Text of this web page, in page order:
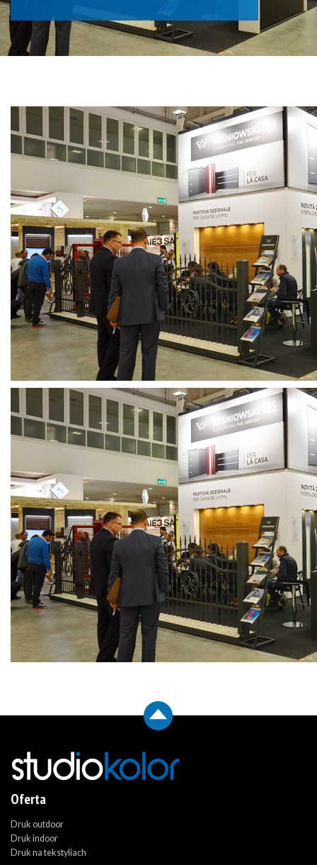
Oferta
Druk outdoor
Druk indoor
Druk na tekstyliach